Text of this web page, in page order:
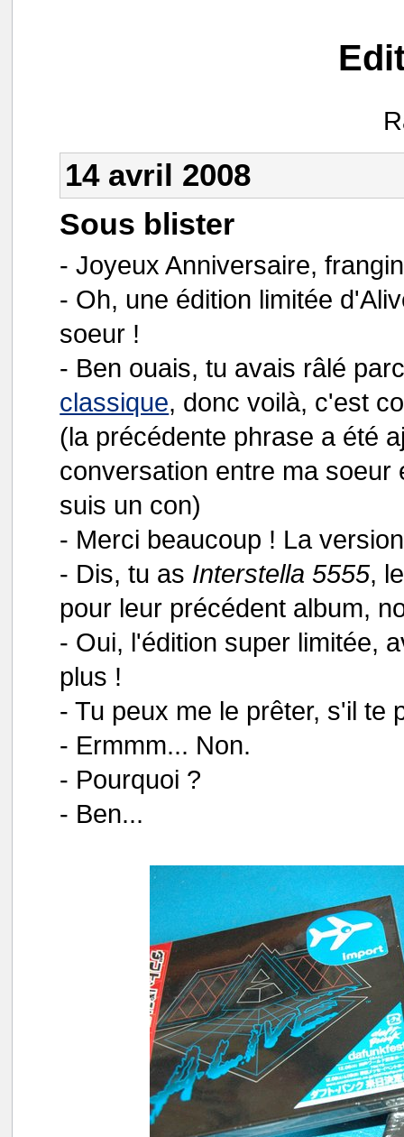
14 avril 2008
Sous blister
- Joyeux Anniversaire,
- Oh, une édition limitée
soeur !
- Ben ouais, tu avais râlé
classique, donc voilà, c'est
(la précédente phrase a été
conversation entre ma soeur
suis un con)
- Merci beaucoup ! La
- Dis, tu as Interstella 5555,
pour leur précédent album,
- Oui, l'édition super limitée,
plus !
- Tu peux me le prêter, s'il te
- Ermmm... Non.
- Pourquoi ?
- Ben...